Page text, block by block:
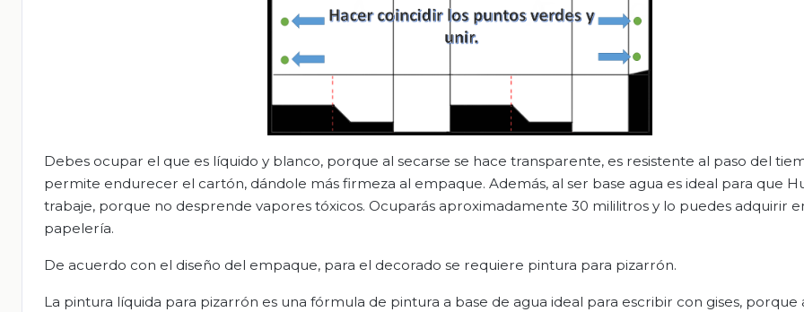
Debes ocupar el que es líquido y blanco, porque al secarse se hace transparente, es resistente al paso del
permite endurecer el cartón, dándole más firmeza al empaque. Además, al ser base agua es ideal para que
trabaje, porque no desprende vapores tóxicos. Ocuparás aproximadamente 30 mililitros y lo puedes adquirir
papelería.
De acuerdo con el diseño del empaque, para el decorado se requiere pintura para pizarrón.
La pintura líquida para pizarrón es una fórmula de pintura a base de agua ideal para escribir con gises, porque